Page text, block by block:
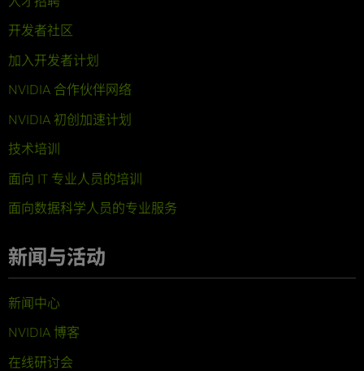
开发者社区
加入开发者计划
NVIDIA 合作伙伴网络
NVIDIA 初创加速计划
技术培训
面向 IT 专业人员的培训
面向数据科学人员的专业服务
新闻与活动
新闻中心
NVIDIA 博客
在线研讨会